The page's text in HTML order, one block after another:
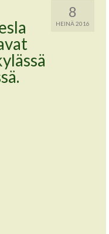
8
HEINÄ 2016